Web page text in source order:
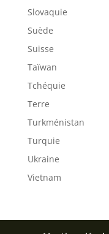
Slovaquie
Suède
Suisse
Taïwan
Tchéquie
Terre
Turkménistan
Turquie
Ukraine
Vietnam